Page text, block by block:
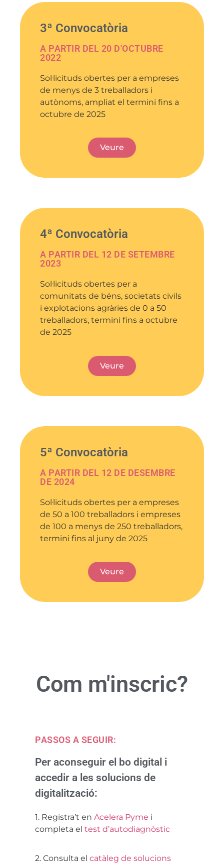
3ª Convocatòria
A PARTIR DEL 20 D'OCTUBRE
2022
Sol·licituds obertes per a empreses
de menys de 3 treballadors i
autònoms, ampliat el termini fins a
octubre de 2025
Veure
4ª Convocatòria
A PARTIR DEL 12 DE SETEMBRE
2023
Sol·licituds obertes per a
comunitats de béns, societats civils
i explotacions agràries de 0 a 50
treballadors, termini fins a octubre
de 2025
Veure
5ª Convocatòria
A PARTIR DEL 12 DE DESEMBRE
DE 2024
Sol·licituds obertes per a empreses
de 50 a 100 treballadors i empreses
de 100 a menys de 250 treballadors,
termini fins al juny de 2025
Veure
Com m'inscric?
PASSOS A SEGUIR:
Per aconseguir el bo digital i
accedir a les solucions de
digitalització:
1. Registra’t en Acelera Pyme i
completa el test d’autodiagnòstic
2. Consulta el catàleg de solucions